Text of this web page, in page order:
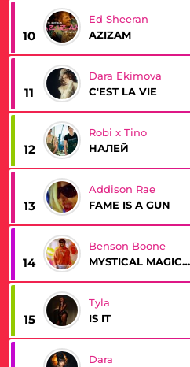
10
Ed Sheeran
AZIZAM
11
Dara Ekimova
C'EST LA VIE
12
Robi x Tino
НАЛЕЙ
13
Addison Rae
FAME IS A GUN
14
Benson Boone
MYSTICAL MAGICAL
15
Tyla
IS IT
Dara